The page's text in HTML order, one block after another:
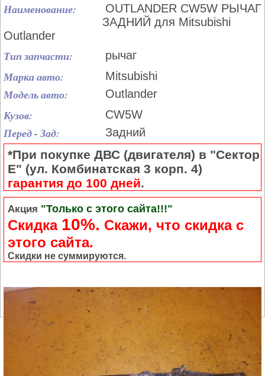
Наименование:
OUTLANDER CW5W РЫЧАГ
ЗАДНИЙ для Mitsubishi
Outlander
Тип запчасти: рычаг
Марка авто: Mitsubishi
Модель авто: Outlander
Кузов: CW5W
Перед - Зад: Задний
*При покупке ДВС (двигателя) в "Сектор
Е" (ул. Комбинатская 3 корп. 4)
гарантия до 100 дней.
Акция "Только с этого сайта!!!"
Скидка 10%. Cкажи, что скидка с
этого сайта.
Скидки не суммируются.